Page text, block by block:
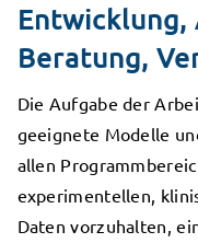
Entwicklung,
Beratung,
Die Aufgabe der
geeignete Modelle
allen
experimentellen,
Daten vorzuhalten,